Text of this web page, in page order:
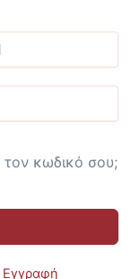
κωδικό σου;
Εγγραφή